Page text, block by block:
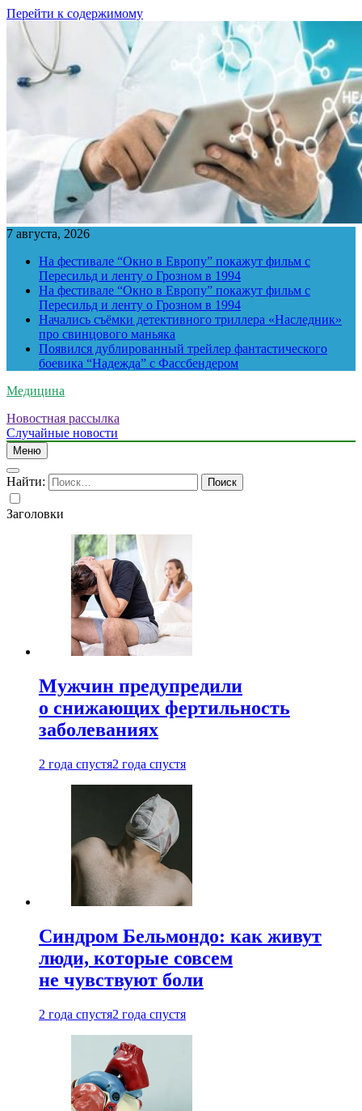
Перейти к содержимому
7 августа, 2026
На фестивале “Окно в Европу” покажут фильм с
Пересильд и ленту о Грозном в 1994
На фестивале “Окно в Европу” покажут фильм с
Пересильд и ленту о Грозном в 1994
Начались съёмки детективного триллера «Наследник»
про свинцового маньяка
Появился дублированный трейлер фантастического
боевика “Надежда” с Фассбендером
Медицина
Новостная рассылка
Случайные новости
Меню
Найти:
Заголовки
Мужчин предупредили
о снижающих фертильность
заболеваниях
2 года спустя2 года спустя
Синдром Бельмондо: как живут
люди, которые совсем
не чувствуют боли
2 года спустя2 года спустя